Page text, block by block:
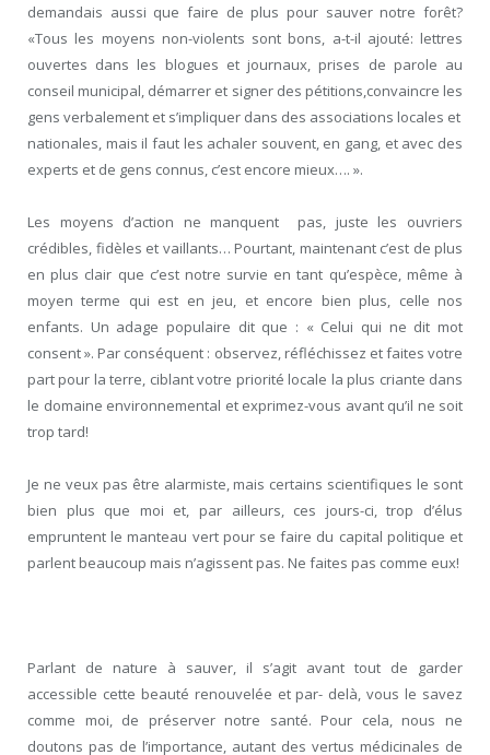
demandais aussi que faire de plus pour sauver notre forêt?
«Tous les moyens non-violents sont bons, a-t-il ajouté: lettres
ouvertes dans les blogues et journaux, prises de parole au
conseil municipal, démarrer et signer des pétitions,convaincre les
gens verbalement et s’impliquer dans des associations locales et
nationales, mais il faut les achaler souvent, en gang, et avec des
experts et de gens connus, c’est encore mieux…. ».
Les moyens d’action ne manquent pas, juste les ouvriers
crédibles, fidèles et vaillants… Pourtant, maintenant c’est de plus
en plus clair que c’est notre survie en tant qu’espèce, même à
moyen terme qui est en jeu, et encore bien plus, celle nos
enfants. Un adage populaire dit que : « Celui qui ne dit mot
consent ». Par conséquent : observez, réfléchissez et faites votre
part pour la terre, ciblant votre priorité locale la plus criante dans
le domaine environnemental et exprimez-vous avant qu’il ne soit
trop tard!
Je ne veux pas être alarmiste, mais certains scientifiques le sont
bien plus que moi et, par ailleurs, ces jours-ci, trop d’élus
empruntent le manteau vert pour se faire du capital politique et
parlent beaucoup mais n’agissent pas. Ne faites pas comme eux!
Parlant de nature à sauver, il s’agit avant tout de garder
accessible cette beauté renouvelée et par- delà, vous le savez
comme moi, de préserver notre santé. Pour cela, nous ne
doutons pas de l’importance, autant des vertus médicinales de